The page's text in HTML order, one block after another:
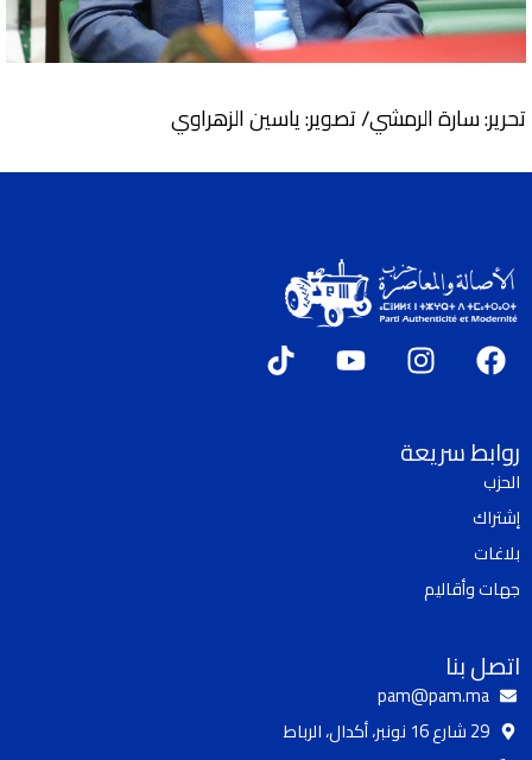
تحرير: سارة الرمشي/ تصوير: ياسين الزهراوي
F
a
b
o
o
k
I
n
a
Y
o
T
i
روابط سريعة
الحزب
إشتراك
بلاغات
جهات وأقاليم
اتصل بنا
pam@pam.ma
29 شارع 16 نونبر، أكدال، الرباط